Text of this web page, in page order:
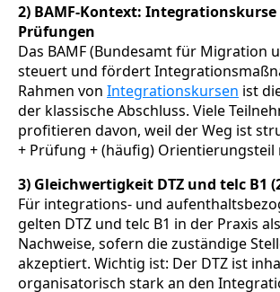
2) BAMF-Kontext:
Prüfungen
Das BAMF (Bundesamt für Migration
steuert und fördert
Rahmen von Integrationskursen ist
der klassische Abschluss. Viele
profitieren davon, weil der Weg ist
+ Prüfung + (häufig) Orientierungsteil
3) Gleichwertigkeit DTZ und telc B1
Für integrations- und
gelten DTZ und telc B1 in der Praxis
Nachweise, sofern die zuständige
akzeptiert. Wichtig ist: Der DTZ ist
organisatorisch stark an den